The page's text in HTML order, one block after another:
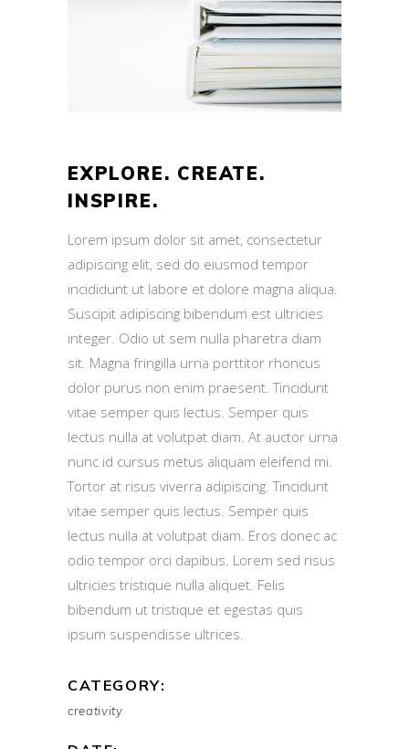
EXPLORE. CREATE.
INSPIRE.
Lorem ipsum dolor sit amet, consectetur
adipiscing elit, sed do eiusmod tempor
incididunt ut labore et dolore magna aliqua.
Suscipit adipiscing bibendum est ultricies
integer. Odio ut sem nulla pharetra diam
sit. Magna fringilla urna porttitor rhoncus
dolor purus non enim praesent. Tincidunt
vitae semper quis lectus. Semper quis
lectus nulla at volutpat diam. At auctor urna
nunc id cursus metus aliquam eleifend mi.
Tortor at risus viverra adipiscing. Tincidunt
vitae semper quis lectus. Semper quis
lectus nulla at volutpat diam. Eros donec ac
odio tempor orci dapibus. Lorem sed risus
ultricies tristique nulla aliquet. Felis
bibendum ut tristique et egestas quis
ipsum suspendisse ultrices.
CATEGORY:
creativity